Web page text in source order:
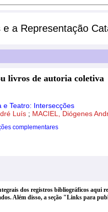
a Representação
livros de autoria coletiva
e Teatro: Intersecções
Luís ; MACIEL, Diógenes
complementares
dos registros bibliográficos aqui
Além disso, a seção "Links para